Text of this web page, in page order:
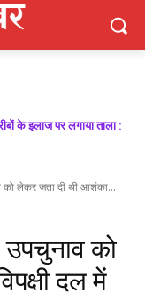
चुनाव में बूथ प्रबंधन निभाएगा
को लेकर जता दी थी आशंका...
को
दल में